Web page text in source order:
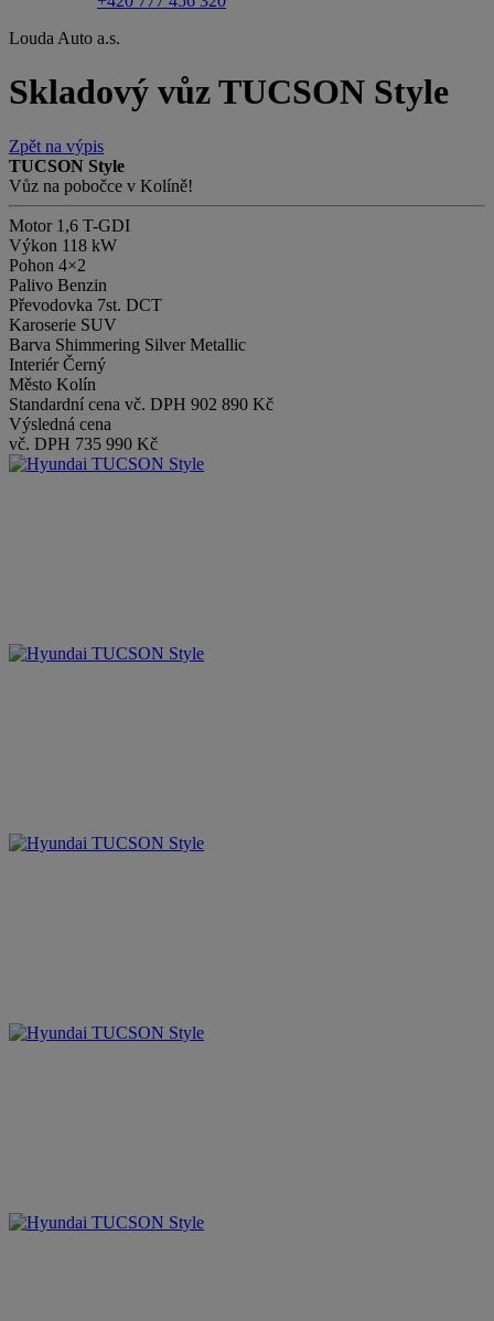
Louda Auto a.s.
Skladový vůz TUCSON Style
Zpět na výpis
TUCSON Style
Vůz na pobočce v Kolíně!
Motor 1,6 T-GDI
Výkon 118 kW
Pohon 4×2
Palivo Benzin
Převodovka 7st. DCT
Karoserie SUV
Barva Shimmering Silver Metallic
Interiér Černý
Město Kolín
Standardní cena vč. DPH 902 890 Kč
Výsledná cena
vč. DPH 735 990 Kč